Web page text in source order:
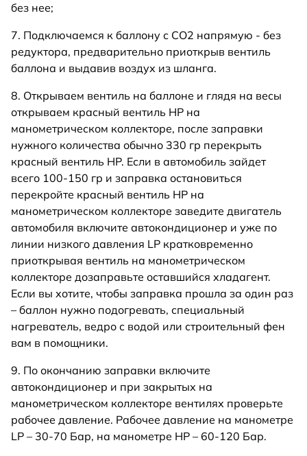
без нее;
7. Подключаемся к баллону с СО2 напрямую - без
редуктора, предварительно приоткрыв вентиль
баллона и выдавив воздух из шланга.
8. Открываем вентиль на баллоне и глядя на весы
открываем красный вентиль HP на
манометрическом коллекторе, после заправки
нужного количества обычно 330 гр перекрыть
красный вентиль HP. Если в автомобиль зайдет
всего 100-150 гр и заправка остановиться
перекройте красный вентиль HP на
манометрическом коллекторе заведите двигатель
автомобиля включите автокондиционер и уже по
линии низкого давления LP кратковременно
приоткрывая вентиль на манометрическом
коллекторе дозаправьте оставшийся хладагент.
Если вы хотите, чтобы заправка прошла за один раз
– баллон нужно подогревать, специальный
нагреватель, ведро с водой или строительный фен
вам в помощники.
9. По окончанию заправки включите
автокондиционер и при закрытых на
манометрическом коллекторе вентилях проверьте
рабочее давление. Рабочее давление на манометре
LP – 30-70 Бар, на манометре HP – 60-120 Бар.